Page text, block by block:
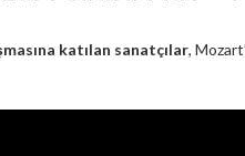
katılan sanatçılar,